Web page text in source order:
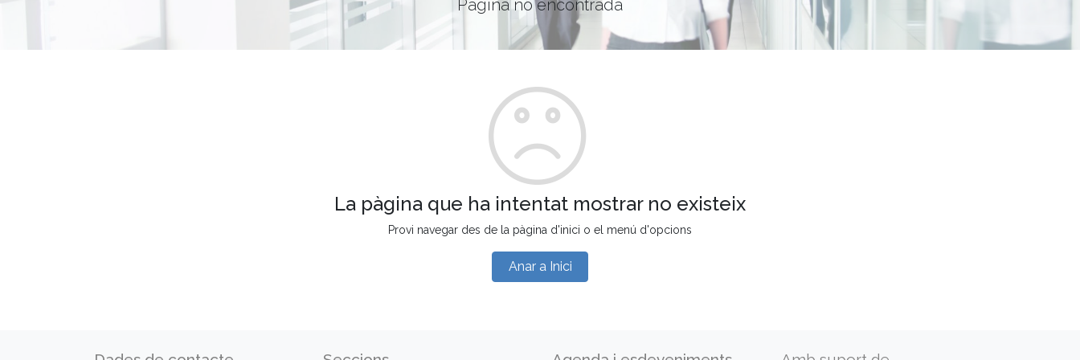
Pàgina no encontrada
La pàgina que ha intentat mostrar no existeix
Provi navegar des de la pàgina d'inici o el menú d'opcions
Anar a Inici